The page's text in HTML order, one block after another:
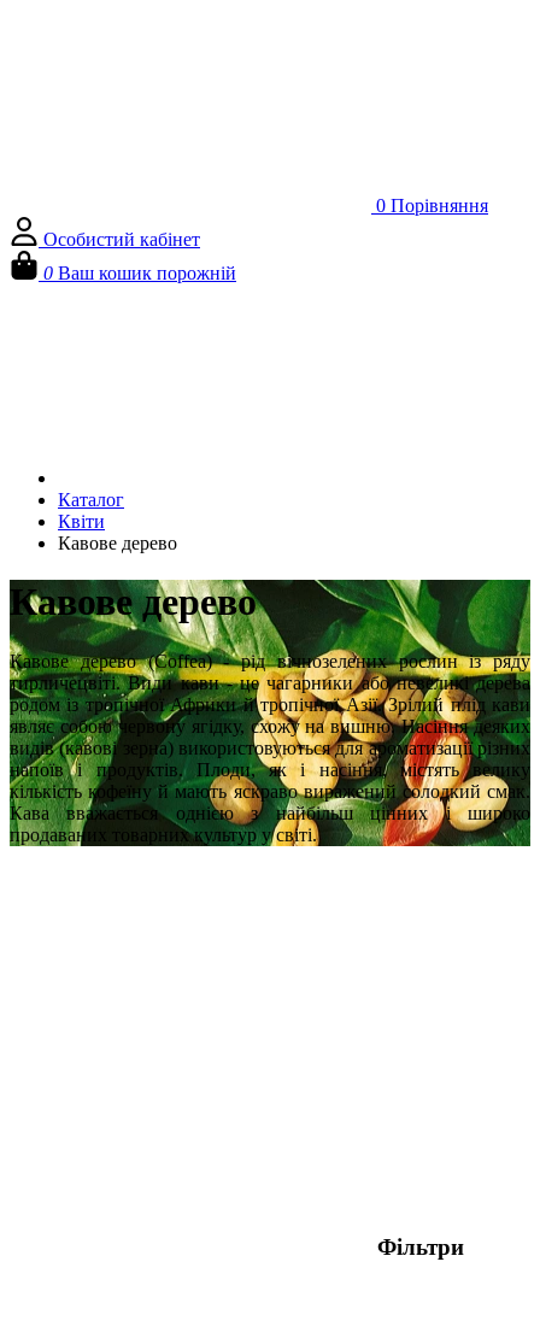
0 Порівняння
Особистий кабінет
0 Ваш кошик порожній
Каталог
Квіти
Кавове дерево
Кавове дерево
Кавове дерево (Coffea) - рід вічнозелених рослин із ряду
тирличецвіті. Види кави - це чагарники або невеликі дерева
родом із тропічної Африки й тропічної Азії. Зрілий плід кави
являє собою червону ягідку, схожу на вишню. Насіння деяких
видів (кавові зерна) використовуються для ароматизації різних
напоїв і продуктів. Плоди, як і насіння, містять велику
кількість кофеїну й мають яскраво виражений солодкий смак.
Кава вважається однією з найбільш цінних і широко
продаваних товарних культур у світі.
Фільтри